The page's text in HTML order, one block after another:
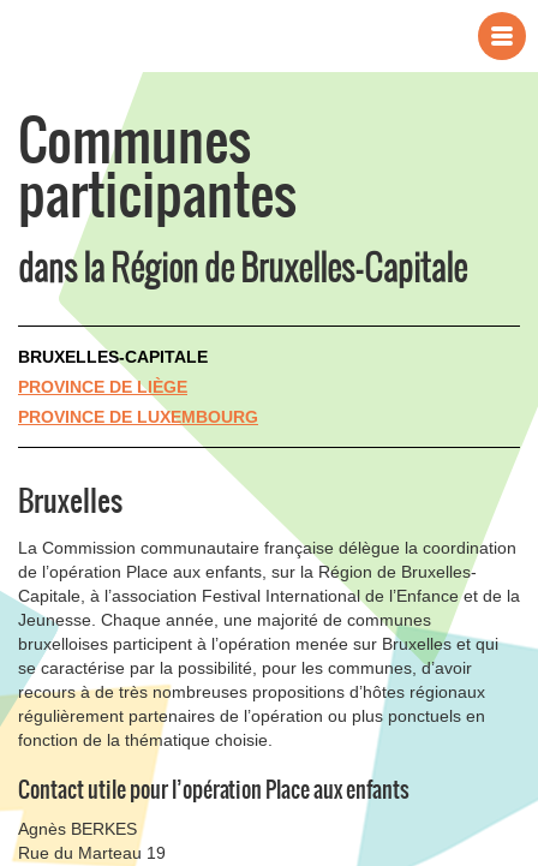
Communes
participantes
dans la Région de Bruxelles-Capitale
BRUXELLES-CAPITALE
PROVINCE DE LIÈGE
PROVINCE DE LUXEMBOURG
Bruxelles
La Commission communautaire française délègue la coordination
de l’opération Place aux enfants, sur la Région de Bruxelles-
Capitale, à l’association Festival International de l’Enfance et de la
Jeunesse. Chaque année, une majorité de communes
bruxelloises participent à l’opération menée sur Bruxelles et qui
se caractérise par la possibilité, pour les communes, d’avoir
recours à de très nombreuses propositions d’hôtes régionaux
régulièrement partenaires de l’opération ou plus ponctuels en
fonction de la thématique choisie.
Contact utile pour l’opération Place aux enfants
Agnès BERKES
Rue du Marteau 19